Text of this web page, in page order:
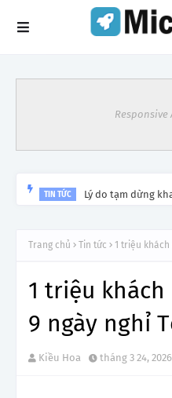
TIN TỨC Lý do tạm dừng
Trang chủ Tin tức 1 triệu khách
1 triệu
9 ngày nghỉ
Kiều Hoa tháng 3 24, 2026